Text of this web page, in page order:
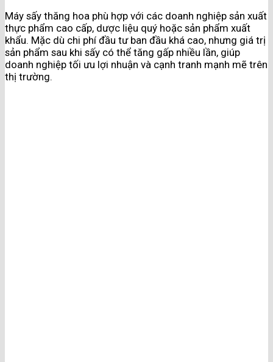
Máy sấy thăng hoa phù hợp với các doanh nghiệp sản xuất
thực phẩm cao cấp, dược liệu quý hoặc sản phẩm xuất
khẩu. Mặc dù chi phí đầu tư ban đầu khá cao, nhưng giá trị
sản phẩm sau khi sấy có thể tăng gấp nhiều lần, giúp
doanh nghiệp tối ưu lợi nhuận và cạnh tranh mạnh mẽ trên
thị trường.